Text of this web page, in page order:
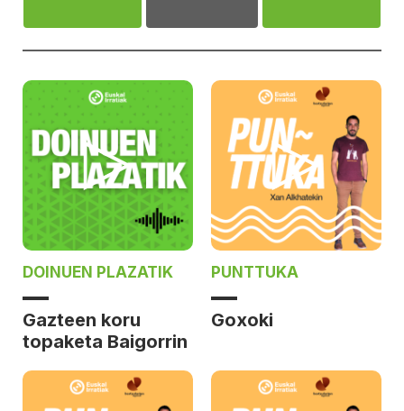
DOINUEN PLAZATIK
Gazteen koru
topaketa Baigorrin
PUNTTUKA
Goxoki